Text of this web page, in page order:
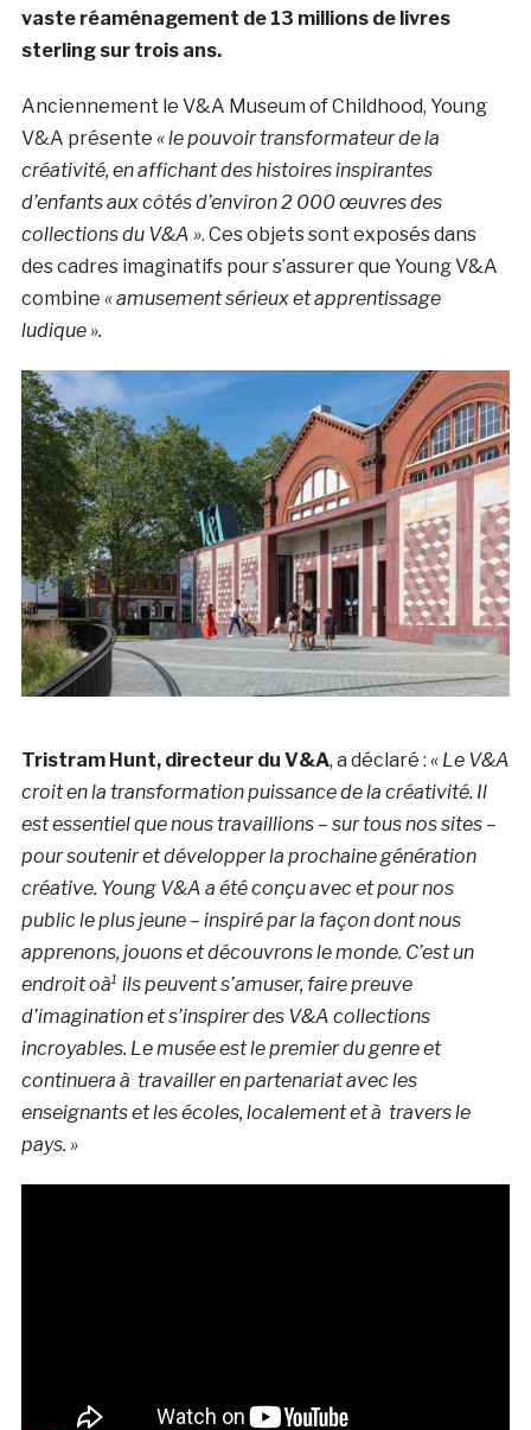
vaste réaménagement de 13 millions de livres
sterling sur trois ans.
Anciennement le V&A Museum of Childhood, Young
V&A présente « le pouvoir transformateur de la
créativité, en affichant des histoires inspirantes
d’enfants aux côtés d’environ 2 000 œuvres des
collections du V&A ». Ces objets sont exposés dans
des cadres imaginatifs pour s’assurer que Young V&A
combine « amusement sérieux et apprentissage
ludique ».
Tristram Hunt, directeur du V&A, a déclaré : « Le V&A
croit en la transformation puissance de la créativité. Il
est essentiel que nous travaillions – sur tous nos sites –
pour soutenir et développer la prochaine génération
créative. Young V&A a été conçu avec et pour nos
public le plus jeune – inspiré par la façon dont nous
apprenons, jouons et découvrons le monde. C’est un
endroit oà¹ ils peuvent s’amuser, faire preuve
d’imagination et s’inspirer des V&A collections
incroyables. Le musée est le premier du genre et
continuera à travailler en partenariat avec les
enseignants et les écoles, localement et à travers le
pays. »